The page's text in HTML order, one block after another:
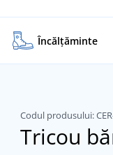
Încălţăminte
Codul produsului:
Tricou